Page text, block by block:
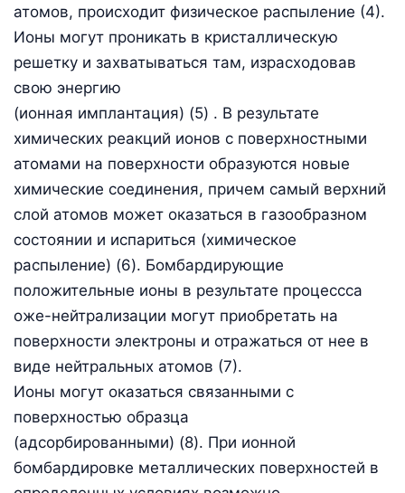
атомов, происходит физическое распыление (4).
Ионы могут проникать в кристаллическую
решетку и захватываться там, израсходовав
свою энергию
(ионная имплантация) (5) . В результате
химических реакций ионов с поверхностными
атомами на поверхности образуются новые
химические соединения, причем самый верхний
слой атомов может оказаться в газообразном
состоянии и испариться (химическое
распыление) (6). Бомбардирующие
положительные ионы в результате процессса
оже-нейтрализации могут приобретать на
поверхности электроны и отражаться от нее в
виде нейтральных атомов (7).
Ионы могут оказаться связанными с
поверхностью образца
(адсорбированными) (8). При ионной
бомбардировке металлических поверхностей в